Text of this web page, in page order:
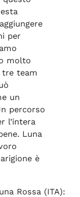
per
molto
tre team
un
percorso
l’intera
Luna
è
Rossa (ITA):